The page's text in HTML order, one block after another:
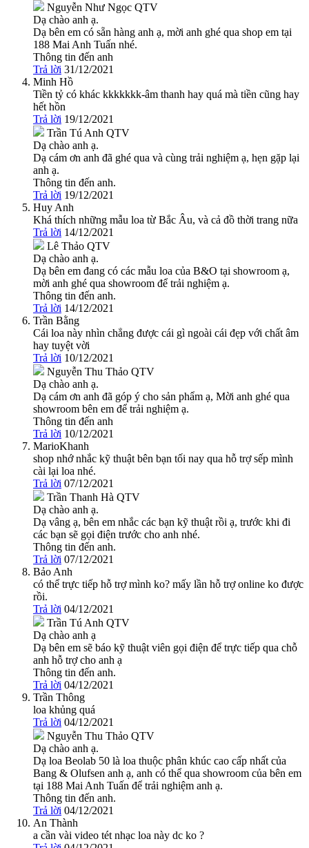
Nguyễn Như Ngọc QTV
Dạ chào anh ạ.
Dạ bên em có sẵn hàng anh ạ, mời anh ghé qua shop em tại
188 Mai Anh Tuấn nhé.
Thông tin đến anh
Trả lời 31/12/2021
Minh Hồ
Tiền tỷ có khác kkkkkkk-âm thanh hay quá mà tiền cũng hay
hết hồn
Trả lời 19/12/2021
Trần Tú Anh QTV
Dạ chào anh ạ.
Dạ cám ơn anh đã ghé qua và cùng trải nghiệm ạ, hẹn gặp lại
anh ạ.
Thông tin đến anh.
Trả lời 19/12/2021
Huy Anh
Khá thích những mẫu loa từ Bắc Âu, và cả đồ thời trang nữa
Trả lời 14/12/2021
Lê Thảo QTV
Dạ chào anh ạ.
Dạ bên em đang có các mẫu loa của B&O tại showroom ạ,
mời anh ghé qua showroom để trải nghiệm ạ.
Thông tin đến anh.
Trả lời 14/12/2021
Trần Bằng
Cái loa này nhìn chẳng được cái gì ngoài cái đẹp với chất âm
hay tuyệt vời
Trả lời 10/12/2021
Nguyễn Thu Thảo QTV
Dạ chào anh ạ.
Dạ cám ơn anh đã góp ý cho sản phẩm ạ, Mời anh ghé qua
showroom bên em để trải nghiệm ạ.
Thông tin đến anh
Trả lời 10/12/2021
MarioKhanh
shop nhớ nhắc kỹ thuật bên bạn tối nay qua hỗ trợ sếp mình
cài lại loa nhé.
Trả lời 07/12/2021
Trần Thanh Hà QTV
Dạ chào anh ạ.
Dạ vâng ạ, bên em nhắc các bạn kỹ thuật rồi ạ, trước khi đi
các bạn sẽ gọi điện trước cho anh nhé.
Thông tin đến anh.
Trả lời 07/12/2021
Bảo Anh
có thể trực tiếp hỗ trợ mình ko? mấy lần hỗ trợ online ko được
rồi.
Trả lời 04/12/2021
Trần Tú Anh QTV
Dạ chào anh ạ
Dạ bên em sẽ báo kỹ thuật viên gọi điện để trực tiếp qua chỗ
anh hỗ trợ cho anh ạ
Thông tin đến anh.
Trả lời 04/12/2021
Trần Thông
loa khủng quá
Trả lời 04/12/2021
Nguyễn Thu Thảo QTV
Dạ chào anh ạ.
Dạ loa Beolab 50 là loa thuộc phân khúc cao cấp nhất của
Bang & Olufsen anh ạ, anh có thể qua showroom của bên em
tại 188 Mai Anh Tuấn để trải nghiệm anh ạ.
Thông tin đến anh.
Trả lời 04/12/2021
An Thành
a cần vài video tét nhạc loa này dc ko ?